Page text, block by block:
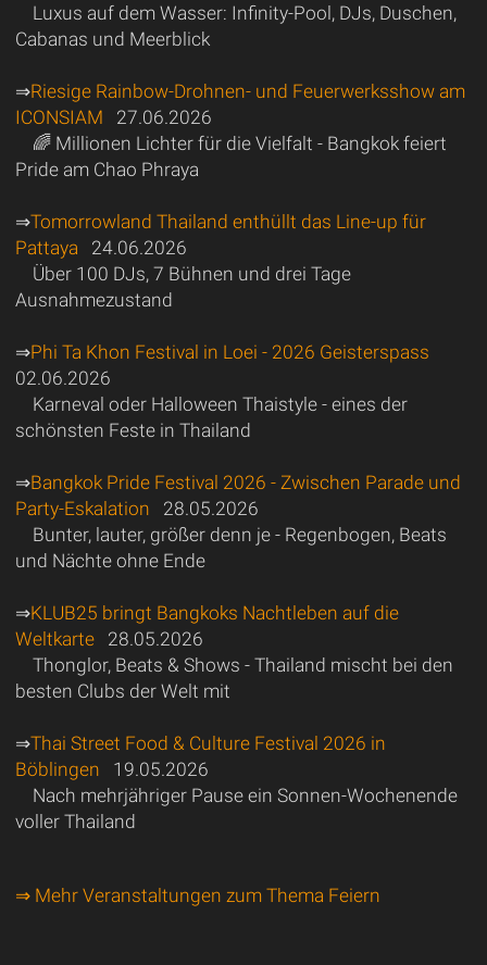
Luxus auf dem Wasser: Infinity-Pool, DJs, Duschen,
Cabanas und Meerblick
⇒Riesige Rainbow-Drohnen- und Feuerwerksshow am
ICONSIAM 27.06.2026
🌈 Millionen Lichter für die Vielfalt - Bangkok feiert
Pride am Chao Phraya
⇒Tomorrowland Thailand enthüllt das Line-up für
Pattaya 24.06.2026
Über 100 DJs, 7 Bühnen und drei Tage
Ausnahmezustand
⇒Phi Ta Khon Festival in Loei - 2026 Geisterspass
02.06.2026
Karneval oder Halloween Thaistyle - eines der
schönsten Feste in Thailand
⇒Bangkok Pride Festival 2026 - Zwischen Parade und
Party-Eskalation 28.05.2026
Bunter, lauter, größer denn je - Regenbogen, Beats
und Nächte ohne Ende
⇒KLUB25 bringt Bangkoks Nachtleben auf die
Weltkarte28.05.2026
Thonglor, Beats & Shows - Thailand mischt bei den
besten Clubs der Welt mit
⇒Thai Street Food & Culture Festival 2026 in
Böblingen 19.05.2026
Nach mehrjähriger Pause ein Sonnen-Wochenende
voller Thailand
⇒ Mehr Veranstaltungen zum Thema Feiern